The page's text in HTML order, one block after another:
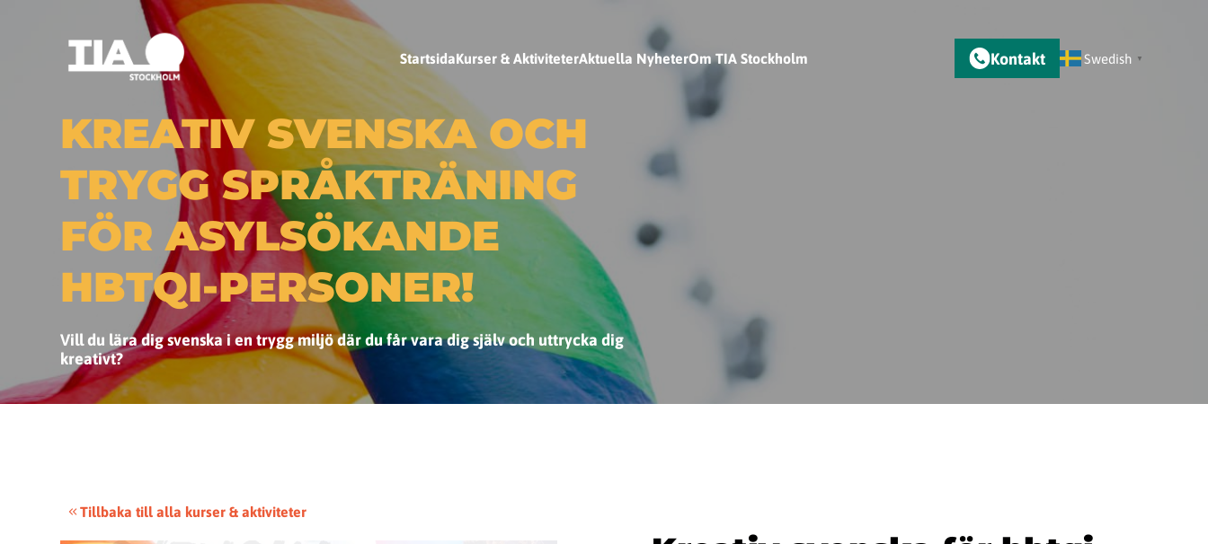
StartsidaKurser & AktiviteterAktuella NyheterOm TIA Stockholm Kontakt Swedish ▼
KREATIV SVENSKA OCH
TRYGG SPRÅKTRÄNING
FÖR ASYLSÖKANDE
HBTQI-PERSONER!
Vill du lära dig svenska i en trygg miljö där du får vara dig själv och uttrycka dig
kreativt?
Tillbaka till alla kurser & aktiviteter